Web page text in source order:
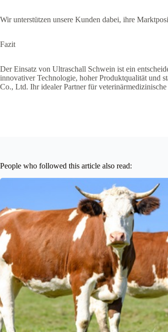
Wir unterstützen unsere Kunden dabei, ihre
Fazit
Der Einsatz von Ultraschall Schwein ist ein
innovativer Technologie, hoher Produktqualität und
Co., Ltd. Ihr idealer Partner für
People who followed this article also read: